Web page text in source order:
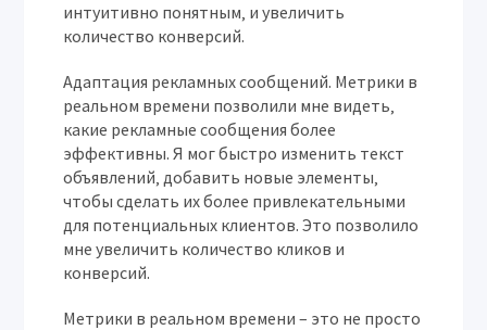
интуитивно понятным‚ и увеличить
количество конверсий.
Адаптация рекламных сообщений. Метрики в
реальном времени позволили мне видеть‚
какие рекламные сообщения более
эффективны. Я мог быстро изменить текст
объявлений‚ добавить новые элементы‚
чтобы сделать их более привлекательными
для потенциальных клиентов. Это позволило
мне увеличить количество кликов и
конверсий.
Метрики в реальном времени – это не просто